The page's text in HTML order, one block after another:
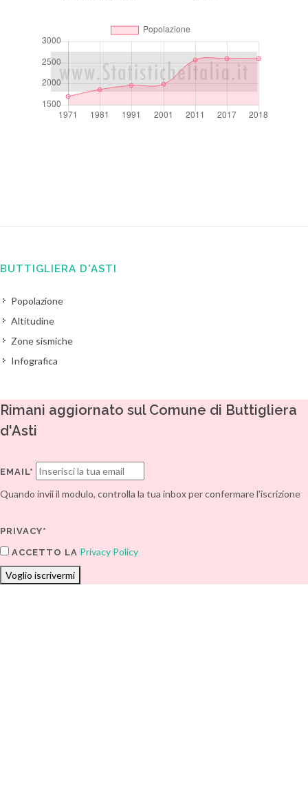
BUTTIGLIERA D'ASTI
Popolazione
Altitudine
Zone sismiche
Infografica
Rimani aggiornato sul Comune di Buttigliera
d'Asti
EMAIL*
Quando invii il modulo, controlla la tua inbox per confermare l'iscrizione
PRIVACY*
ACCETTO LA Privacy Policy
Voglio iscrivermi